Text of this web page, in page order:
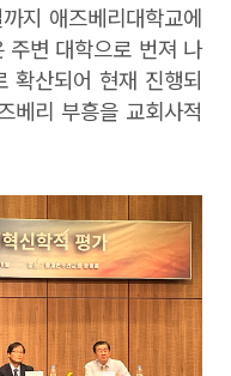
지 애즈베리대학교에
주변 대학으로 번져 나
확산되어 현재 진행되
베리 부흥을 교회사적